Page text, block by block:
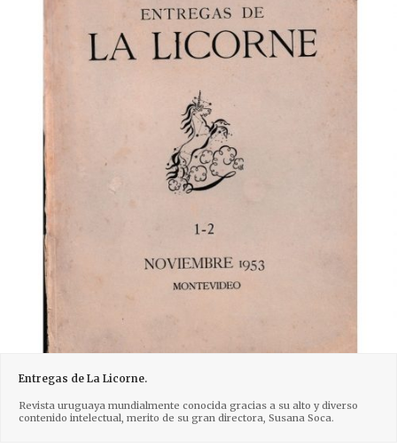
Entregas de La Licorne.
Revista uruguaya mundialmente conocida gracias a su alto y diverso
contenido intelectual, merito de su gran directora, Susana Soca.